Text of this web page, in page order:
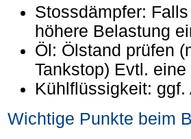
Stossdämpfer:
höhere Belastung
Öl: Ölstand prüfen
Tankstop) Evtl.
Kühlflüssigkeit: ggf.
Wichtige Punkte beim